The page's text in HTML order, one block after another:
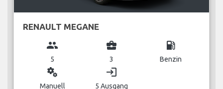
RENAULT MEGANE
group
5
business_center
3
local_gas_station
Benzin
miscellaneous_services
Manuell
login
5 Ausgang